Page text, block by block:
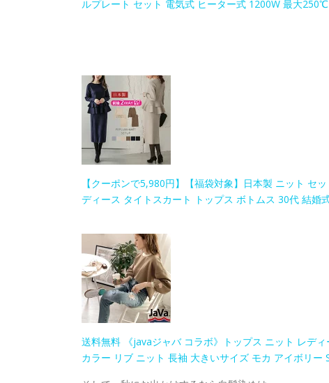
ルプレート セット 電気式 ヒーター式 1200W 最大
【クーポンで5,980円】【福袋対象】日本製 ニット セ
ディース タイトスカート トップス ボトムス 30代 結
送料無料 《javaジャバ コラボ》トップス ニット レデ
カラー リブ ニット 長袖 大きいサイズ モカ アイボリ